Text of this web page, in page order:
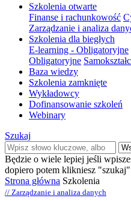
Szkolenia otwarte
Finanse i rachunkowość
Zarządzanie i analiza
Szkolenia dla biegłych
E-learning - Obligatoryjne
Obligatoryjne
Baza wiedzy
Szkolenia zamknięte
Wykładowcy
Dofinansowanie szkoleń
Webinary
Szukaj
Będzie o wiele lepiej jeśli
dopiero potem klikniesz
Strona główna Szkolenia
// Zarządzanie i analiza danych